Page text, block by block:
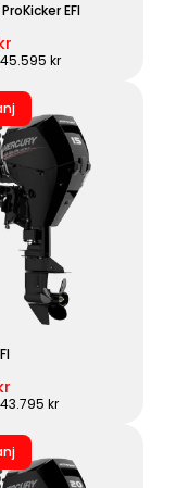
ProKicker EFI
kr
kr